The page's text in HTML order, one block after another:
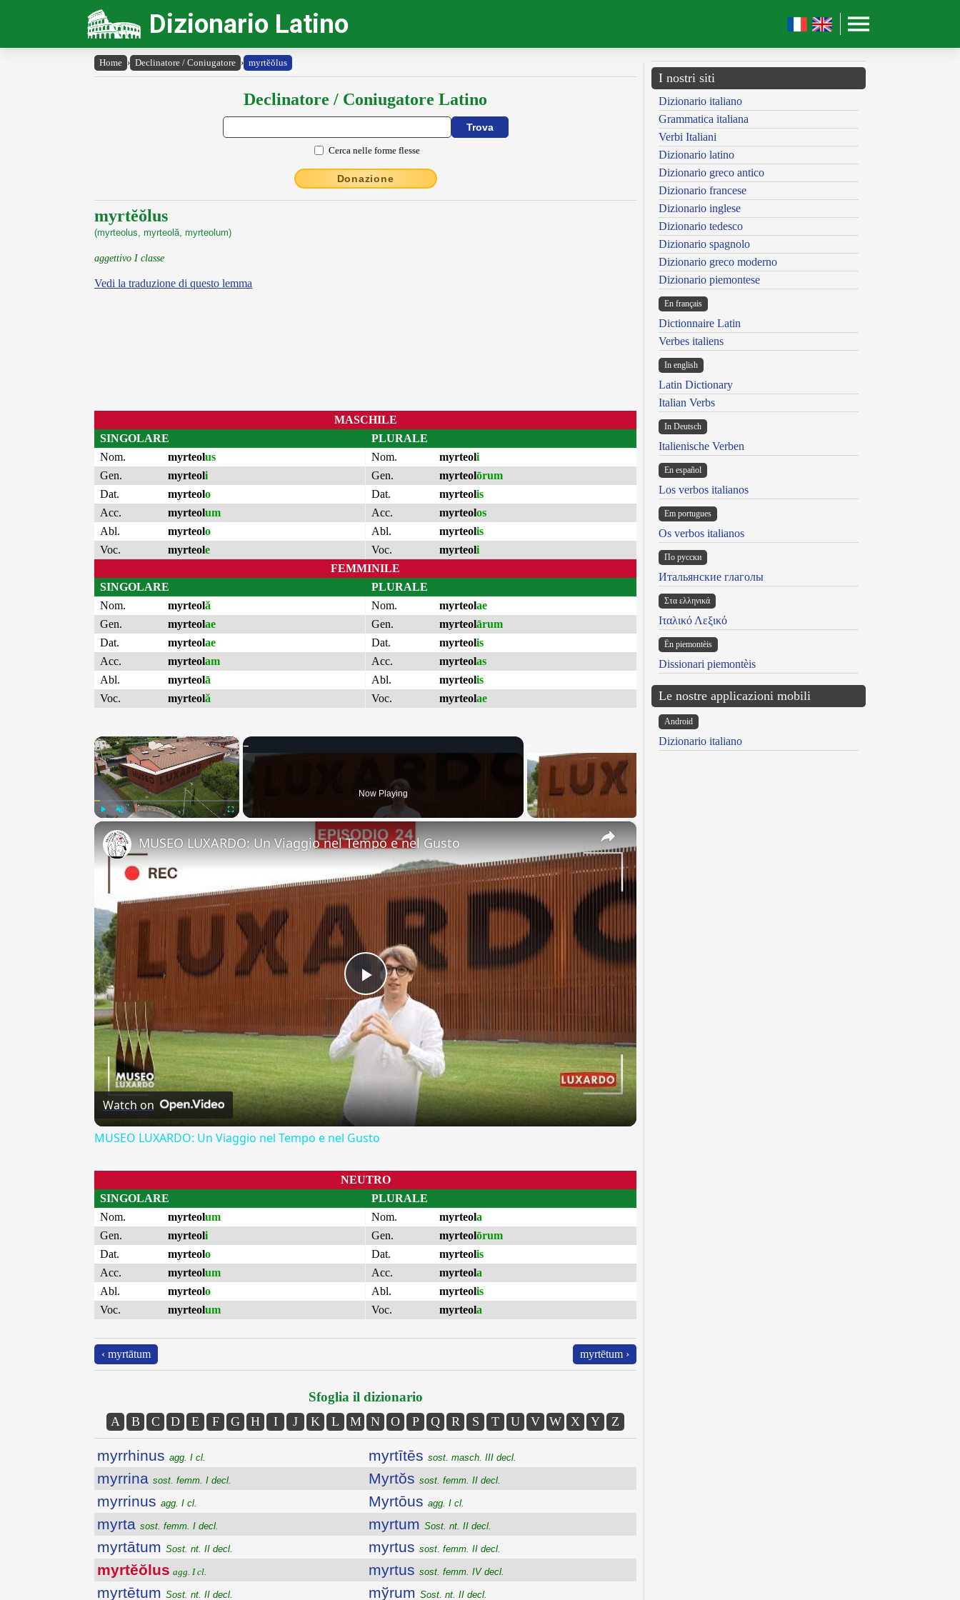
Dizionario Latino
Home › Declinatore / Coniugatore › myrtĕŏlus
Declinatore / Coniugatore Latino
Cerca nelle forme flesse
Donazione
myrtĕŏlus
(myrteolus, myrteolă, myrteolum)
aggettivo I classe
Vedi la traduzione di questo lemma
MASCHILE
SINGOLARE
Nom.
myrteolus
Gen.
myrteoli
Dat.
myrteolo
Acc.
myrteolum
Abl.
myrteolo
Voc.
myrteole
PLURALE
Nom.
myrteoli
Gen.
myrteolōrum
Dat.
myrteolis
Acc.
myrteolos
Abl.
myrteolis
Voc.
myrteoli
FEMMINILE
SINGOLARE
Nom.
myrteolă
Gen.
myrteolae
Dat.
myrteolae
Acc.
myrteolam
Abl.
myrteolā
Voc.
myrteolă
PLURALE
Nom.
myrteolae
Gen.
myrteolārum
Dat.
myrteolis
Acc.
myrteolas
Abl.
myrteolis
Voc.
myrteolae
×
Now Playing
×
Play
Video
MUSEO LUXARDO: Un Viaggio nel Tempo e nel Gusto
Watch on
MUSEO LUXARDO: Un Viaggio nel Tempo e nel Gusto
NEUTRO
SINGOLARE
Nom.
myrteolum
Gen.
myrteoli
Dat.
myrteolo
Acc.
myrteolum
Abl.
myrteolo
Voc.
myrteolum
PLURALE
Nom.
myrteola
Gen.
myrteolōrum
Dat.
myrteolis
Acc.
myrteola
Abl.
myrteolis
Voc.
myrteola
‹ myrtātum myrtētum ›
Sfoglia il dizionario
A B C D E F G H I J K L M N O P Q R S T U V W X Y Z
myrrhinus agg. I cl.
myrrina sost. femm. I decl.
myrrinus agg. I cl.
myrta sost. femm. I decl.
myrtātum Sost. nt. II decl.
myrtĕŏlus agg. I cl.
myrtētum Sost. nt. II decl.
myrtītēs sost. masch. III decl.
Myrtŏs sost. femm. II decl.
Myrtōus agg. I cl.
myrtum Sost. nt. II decl.
myrtus sost. femm. II decl.
myrtus sost. femm. IV decl.
mўrum Sost. nt. II decl.
I nostri siti
Dizionario italiano
Grammatica italiana
Verbi Italiani
Dizionario latino
Dizionario greco antico
Dizionario francese
Dizionario inglese
Dizionario tedesco
Dizionario spagnolo
Dizionario greco moderno
Dizionario piemontese
En français
Dictionnaire Latin
Verbes italiens
In english
Latin Dictionary
Italian Verbs
In Deutsch
Italienische Verben
En español
Los verbos italianos
Em portugues
Os verbos italianos
По русски
Итальянские глаголы
Στα ελληνικά
Ιταλικό Λεξικό
Ën piemontèis
Dissionari piemontèis
Le nostre applicazioni mobili
Android
Dizionario italiano